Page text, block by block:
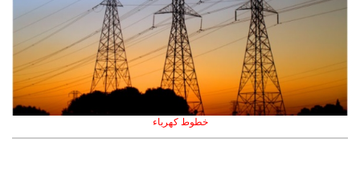
خطوط كهرباء